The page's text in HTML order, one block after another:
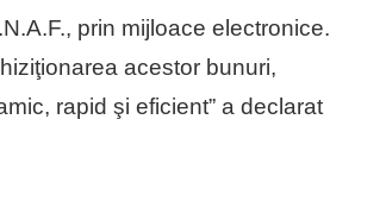
prin mijloace electronice.
acestor bunuri,
rapid şi eficient” a declarat